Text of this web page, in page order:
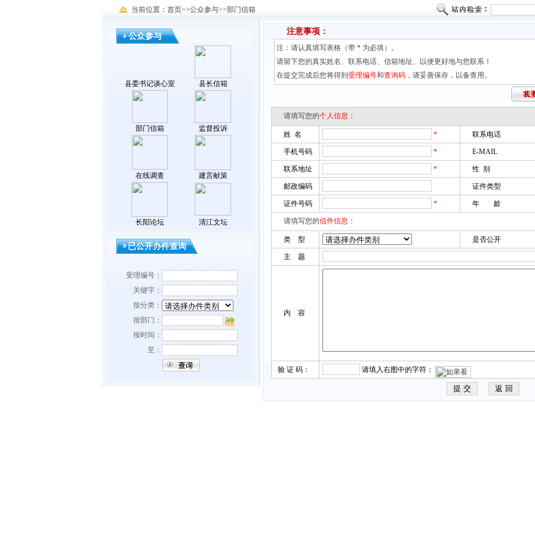
当前位置：首页>>公众参与>>部门信箱
公众参与
县委书记谈心室 县长信箱
部门信箱 监督投诉
在线调查 建言献策
长阳论坛 清江文坛
已公开办件查询
受理编号：
关键字：
按分类：
按部门：
按时间：
至：
注意事项：
注：请认真填写表格（带 * 为必填）。
请留下您的真实姓名、联系电话、信箱地址、以便更好地与您联系！
在提交完成后您将得到 受理编号和查询码，请妥善保存，以备查用。
请填写您的个人信息 ：
姓 名 * 联系电话
手机号码 * E-MAIL
联系地址 * 性 别
邮政编码 证件类型
证件号码 * 年 龄
请填写您的信件信息 ：
类 型 是否公开
主 题
内 容
验 证 码： 请填入右图中的字符：